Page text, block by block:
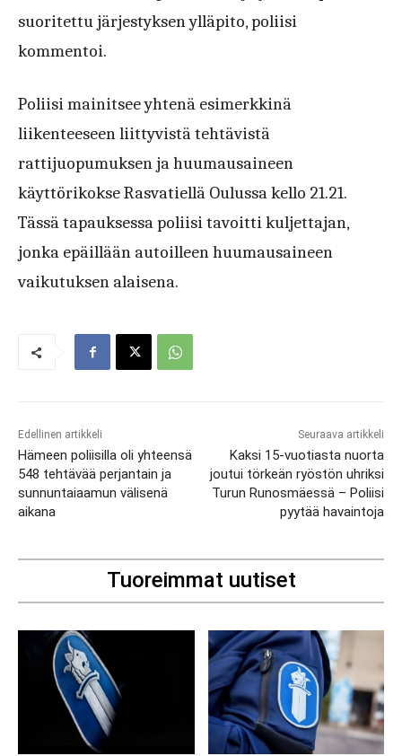
suoritettu järjestyksen ylläpito, poliisi
kommentoi.
Poliisi mainitsee yhtenä esimerkkinä
liikenteeseen liittyvistä tehtävistä
rattijuopumuksen ja huumausaineen
käyttörikokse Rasvatiellä Oulussa kello 21.21.
Tässä tapauksessa poliisi tavoitti kuljettajan,
jonka epäillään autoilleen huumausaineen
vaikutuksen alaisena.
Edellinen artikkeli
Hämeen poliisilla oli yhteensä
548 tehtävää perjantain ja
sunnuntaiaamun välisenä
aikana
Seuraava artikkeli
Kaksi 15-vuotiasta nuorta
joutui törkeän ryöstön uhriksi
Turun Runosmäessä – Poliisi
pyytää havaintoja
Tuoreimmat uutiset